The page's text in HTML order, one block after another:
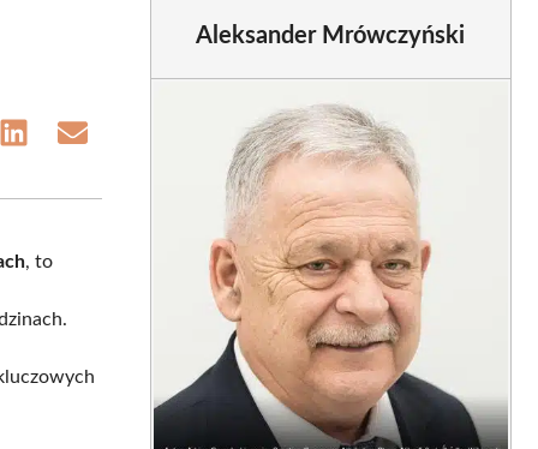
Share Share
, to
Aleksander Mrówczyński